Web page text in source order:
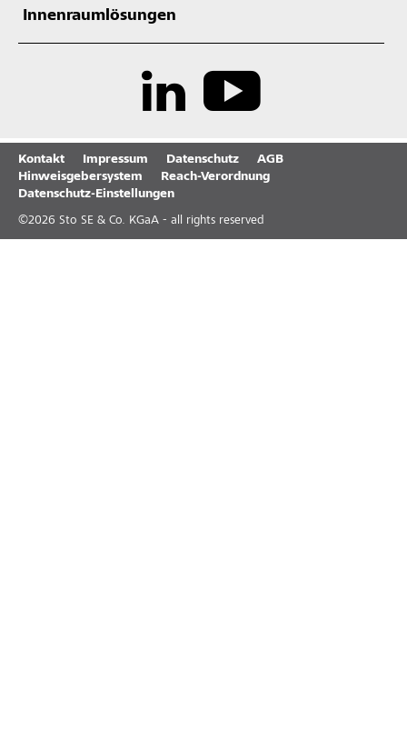
Innenraumlösungen
Kontakt Impressum Datenschutz
AGB
Hinweisgebersystem
Reach-Verordnung
Datenschutz-Einstellungen
©2026 Sto SE & Co. KGaA - all rights reserved